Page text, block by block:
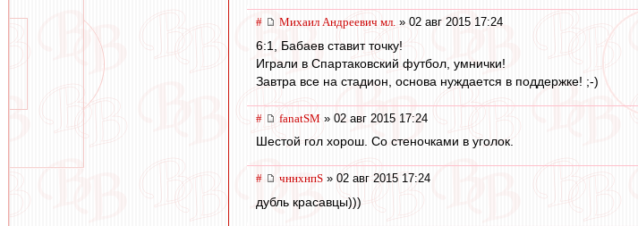
# Михаил Андреевич мл. » 02 авг 2015 17:24
6:1, Бабаев ставит точку!
Играли в Спартаковский футбол, умнички!
Завтра все на стадион, основа нуждается в поддержке! ;-)
# fanatSM » 02 авг 2015 17:24
Шестой гол хорош. Со стеночками в уголок.
# чннхнпS » 02 авг 2015 17:24
дубль красавцы)))